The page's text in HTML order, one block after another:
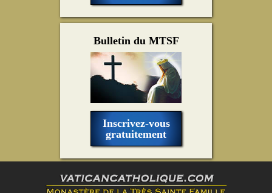
Bulletin du MTSF
Inscrivez-vous
gratuitement